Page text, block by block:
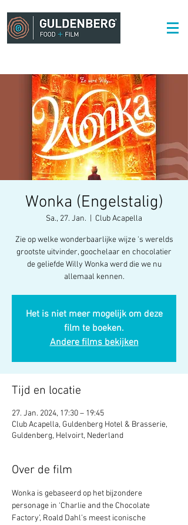
Wonka (Engelstalig)
Sa., 27. Jan. Club Acapella
Zie op welke wonderbaarlijke wijze 's werelds
grootste uitvinder, goochelaar en chocolatier
de geliefde Willy Wonka werd die we nu
allemaal kennen.
Het is niet meer mogelijk om deze
film te boeken.
Andere films bekijken
Tijd en locatie
27. Jan. 2024, 17:30 – 19:45
Club Acapella, Guldenberg Hotel & Brasserie,
Guldenberg, Helvoirt, Nederland
Over de film
Wonka is gebaseerd op het bijzondere
personage in ‘Charlie and the Chocolate
Factory’, Roald Dahl’s meest iconische